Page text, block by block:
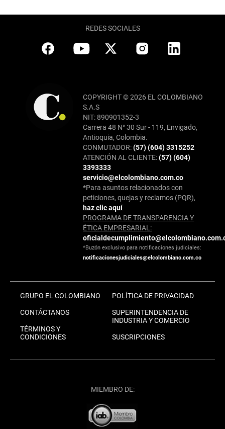
REDES SOCIALES
COPYRIGHT © 2026 EL COLOMBIANO
S.A.S
NIT: 890901352-3
Carrera 48 N° 30 Sur - 119, Envigado,
Antioquia, Colombia.
CONMUTADOR:(57) (604) 3315252
ATENCIÓN AL CLIENTE:(57) (604)
3393333
servicio@elcolombiano.com.co
*Para asuntos relacionados con
peticiones, quejas y reclamos (PQR),
haz clic aquí
PROGRAMA DE TRANSPARENCIA Y
ÉTICA EMPRESARIAL:
*Buzón exclusivo para notificaciones judiciales:
notificacionesjudiciales@elcolombiano.com.co
GRUPO EL COLOMBIANO
CONTÁCTANOS
TÉRMINOS Y
CONDICIONES
POLÍTICA DE PRIVACIDAD
SUPERINTENDENCIA DE
INDUSTRIA Y COMERCIO
SUSCRIPCIONES
MIEMBRO DE: